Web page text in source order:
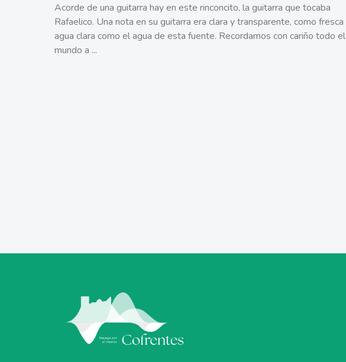
Acorde de una guitarra hay en este rinconcito, la guitarra que tocaba
Rafaelico. Una nota en su guitarra era clara y transparente, como fresca
agua clara como el agua de esta fuente. Recordamos con cariño todo el
mundo a ...